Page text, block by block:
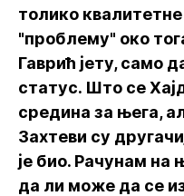
толико
"проблему" око
Гаврић јету, само
статус. Што се
средина за њега,
Захтеви су
је био. Рачунам на
да ли може да се